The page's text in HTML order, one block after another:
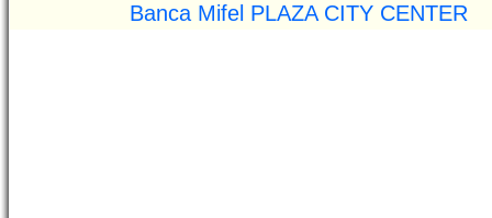
Banca Mifel PLAZA CITY CENTER